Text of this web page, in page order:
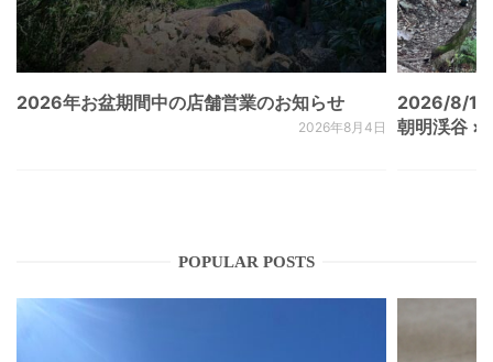
2026年お盆期間中の店舗営業のお知らせ
2026年8月4日
2026/8/
朝明渓谷 ×
POPULAR POSTS